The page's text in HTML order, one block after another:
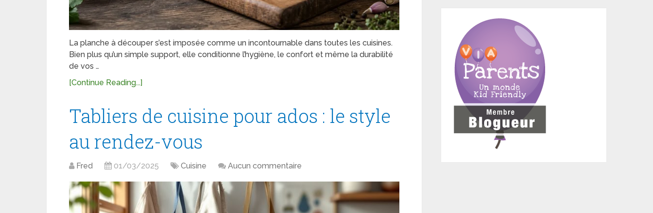
La planche à découper s’est imposée comme un incontournable dans toutes les cuisines.
Bien plus qu’un simple support, elle conditionne l’hygiène, le confort et même la durabilité
de vos …
[Continue Reading...]
Tabliers de cuisine pour ados : le style
au rendez-vous
Fred 01/03/2025 Cuisine Aucun commentaire